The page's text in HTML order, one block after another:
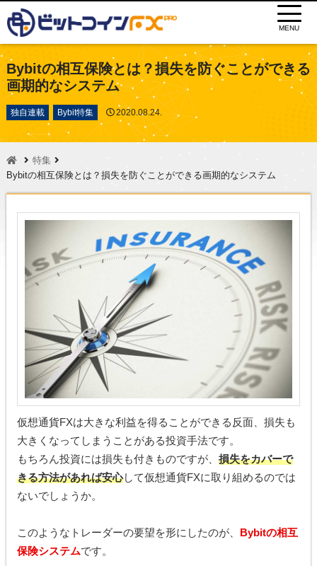
MENU
Bybitの相互保険とは？損失を防ぐことができる
画期的なシステム
独自連載 Bybit特集 2020.08.24.
特集
Bybitの相互保険とは？損失を防ぐことができる画期的なシステム
仮想通貨FXは大きな利益を得ることができる反面、損失も
大きくなってしまうことがある投資手法です。
もちろん投資には損失も付きものですが、 損失をカバーで
きる方法があれば安心して仮想通貨FXに取り組めるのでは
ないでしょうか。
このようなトレーダーの要望を形にしたのが、 Bybitの相互
保険システムです。